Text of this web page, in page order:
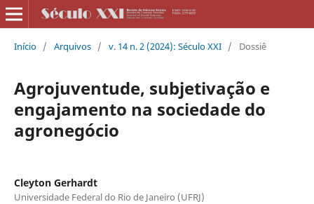
Início / Arquivos / v. 14 n. 2 (2024): Século XXI / Dossiê
Agrojuventude, subjetivação e
engajamento na sociedade do
agronegócio
Cleyton Gerhardt
Universidade Federal do Rio de Janeiro (UFRJ)